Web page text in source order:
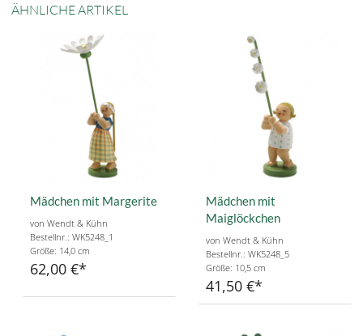
ÄHNLICHE ARTIKEL
Mädchen mit Margerite
von Wendt & Kühn
Bestellnr.: WK5248_1
Größe: 14,0 cm
62,00 €
Mädchen mit
Maiglöckchen
von Wendt & Kühn
Bestellnr.: WK5248_5
Größe: 10,5 cm
41,50 €